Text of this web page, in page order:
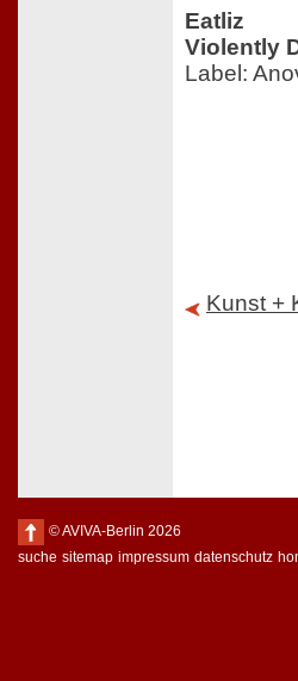
Eatliz
Violently
Label:
Kunst +
© AVIVA-Berlin 2026
suche sitemap impressum datenschutz